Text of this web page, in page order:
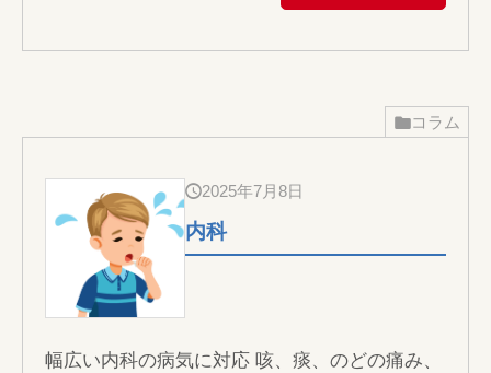
コラム
2025年7月8日
内科
幅広い内科の病気に対応 咳、痰、のどの痛み、